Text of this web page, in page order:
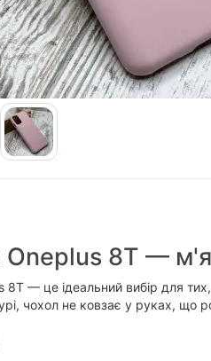
Oneplus 8T —
— це ідеальний вибір для
чохол не ковзає у руках, що